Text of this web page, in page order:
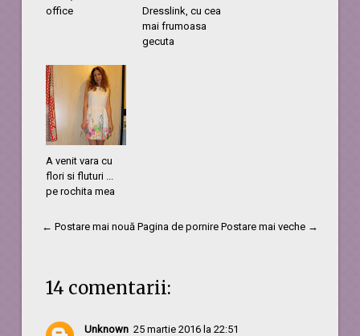
office
Dresslink, cu cea
mai frumoasa
gecuta
A venit vara cu
flori si fluturi ...
pe rochita mea
← Postare mai nouă Postare mai veche →
Pagina de pornire
14 comentarii:
Unknown 25 martie 2016 la 22:51